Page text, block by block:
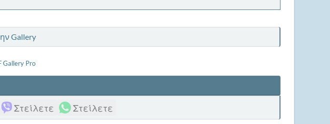
Gallery
Gallery Pro
Στείλετε Στείλετε